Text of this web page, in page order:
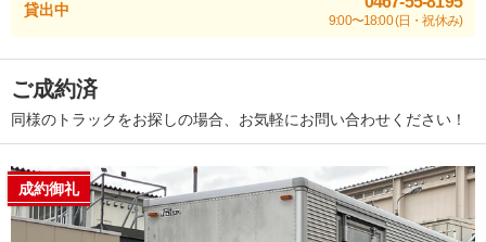
貸出中
9:00〜18:00 (日・祝休み)
ご成約済
同様のトラックをお探しの場合、お気軽にお問い合わせください！
成約御礼